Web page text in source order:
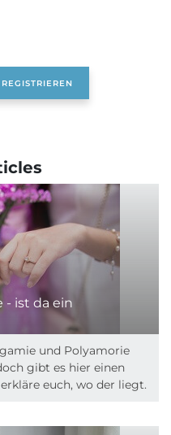
- ist da ein
und Polyamorie
gibt es hier einen
euch, wo der liegt.